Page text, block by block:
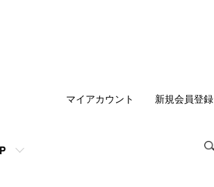
マイアカウント 新規会員登録